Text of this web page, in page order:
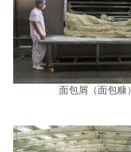
面包屑（面包糠